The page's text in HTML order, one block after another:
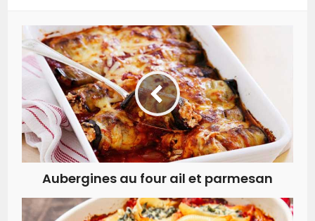
Aubergines au four ail et parmesan